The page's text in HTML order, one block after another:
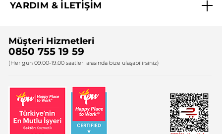
Yves Rocher Vakfı
YARDIM & İLETİŞİM
Bize Ulaşın
Firma Bilgileri
Müşteri Hizmetleri
0850 755 19 59
(Her gün 09.00-19.00 saatleri arasında bize ulaşabilirsiniz)